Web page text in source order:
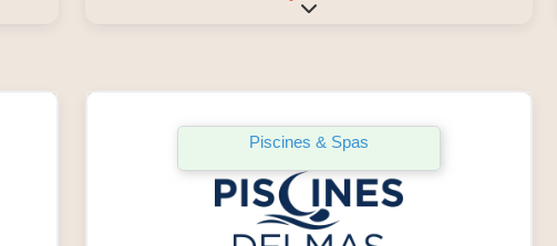
Expand sub-categories
Piscines & Spas